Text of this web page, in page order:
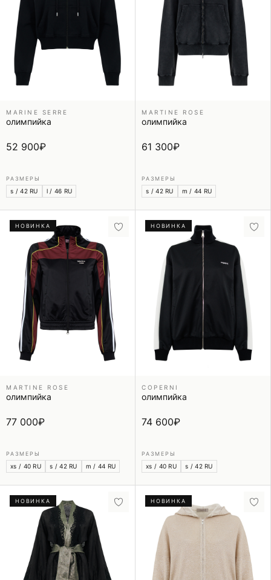
MARINE SERRE
олимпийка
52 900₽
РАЗМЕРЫ
s / 42 RU l / 46 RU
MARTINE ROSE
олимпийка
61 300₽
РАЗМЕРЫ
s / 42 RU m / 44 RU
НОВИНКА
MARTINE ROSE
олимпийка
77 000₽
РАЗМЕРЫ
xs / 40 RU s / 42 RU m / 44 RU
НОВИНКА
COPERNI
олимпийка
74 600₽
РАЗМЕРЫ
xs / 40 RU s / 42 RU
НОВИНКА НОВИНКА